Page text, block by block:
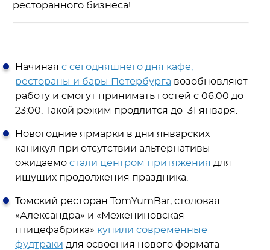
ресторанного бизнеса!
Начиная с сегодняшнего дня кафе,
рестораны и бары Петербурга возобновляют
работу и смогут принимать гостей с 06:00 до
23:00. Такой режим продлится до 31 января.
Новогодние ярмарки в дни январских
каникул при отсутствии альтернативы
ожидаемо стали центром притяжения для
ищущих продолжения праздника.
Томский ресторан TomYumBar, столовая
«Александра» и «Межениновская
птицефабрика» купили современные
фудтраки для освоения нового формата